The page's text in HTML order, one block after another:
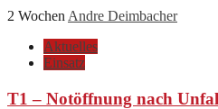
2 Wochen Andre Deimbacher
Aktuelles
Einsatz
T1 – Notöffnung nach